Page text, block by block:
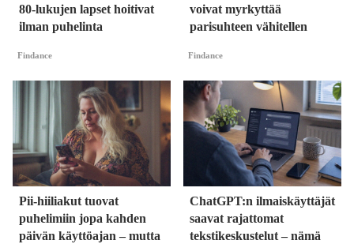
80-lukujen lapset hoitivat
ilman puhelinta
Findance
voivat myrkyttää
parisuhteen vähitellen
Findance
Pii-hiiliakut tuovat
puhelimiin jopa kahden
päivän käyttöajan – mutta
ChatGPT:n ilmaiskäyttäjät
saavat rajattomat
tekstikeskustelut – nämä